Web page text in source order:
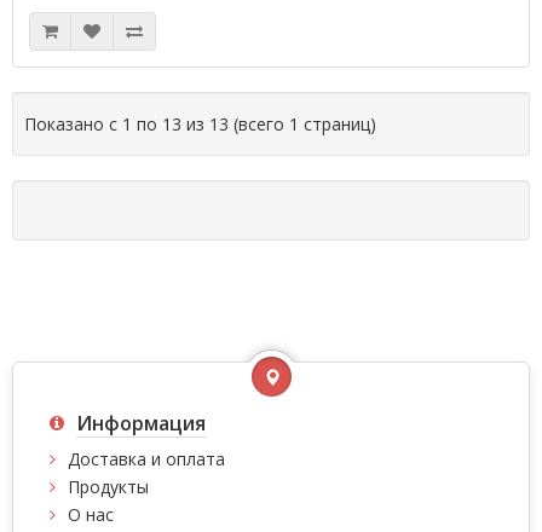
Показано с 1 по 13 из 13 (всего 1 страниц)
Информация
Доставка и оплата
Продукты
О нас